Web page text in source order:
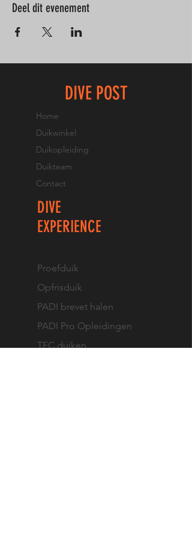
Deel dit evenement
DIVE POST
Home
Duikwinkel
Duikopleiding
Duikteam
Contact
DIVE
EXPERIENCE
Proefduik
Opfrisduik
PADI brevet halen
PADI Pro Opleidingen
TEC duiken